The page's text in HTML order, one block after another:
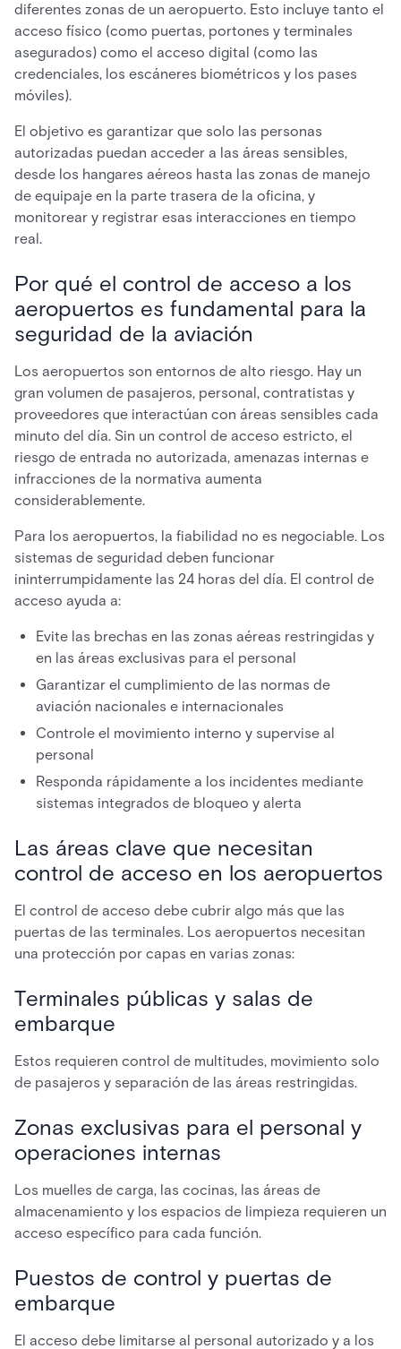
diferentes zonas de un aeropuerto. Esto incluye tanto el
acceso físico (como puertas, portones y terminales
asegurados) como el acceso digital (como las
credenciales, los escáneres biométricos y los pases
móviles).
El objetivo es garantizar que solo las personas
autorizadas puedan acceder a las áreas sensibles,
desde los hangares aéreos hasta las zonas de manejo
de equipaje en la parte trasera de la oficina, y
monitorear y registrar esas interacciones en tiempo
real.
Por qué el control de acceso a los
aeropuertos es fundamental para la
seguridad de la aviación
Los aeropuertos son entornos de alto riesgo. Hay un
gran volumen de pasajeros, personal, contratistas y
proveedores que interactúan con áreas sensibles cada
minuto del día. Sin un control de acceso estricto, el
riesgo de entrada no autorizada, amenazas internas e
infracciones de la normativa aumenta
considerablemente.
Para los aeropuertos, la fiabilidad no es negociable. Los
sistemas de seguridad deben funcionar
ininterrumpidamente las 24 horas del día. El control de
acceso ayuda a:
Evite las brechas en las zonas aéreas restringidas y
en las áreas exclusivas para el personal
Garantizar el cumplimiento de las normas de
aviación nacionales e internacionales
Controle el movimiento interno y supervise al
personal
Responda rápidamente a los incidentes mediante
sistemas integrados de bloqueo y alerta
Las áreas clave que necesitan
control de acceso en los aeropuertos
El control de acceso debe cubrir algo más que las
puertas de las terminales. Los aeropuertos necesitan
una protección por capas en varias zonas:
Terminales públicas y salas de
embarque
Estos requieren control de multitudes, movimiento solo
de pasajeros y separación de las áreas restringidas.
Zonas exclusivas para el personal y
operaciones internas
Los muelles de carga, las cocinas, las áreas de
almacenamiento y los espacios de limpieza requieren un
acceso específico para cada función.
Puestos de control y puertas de
embarque
El acceso debe limitarse al personal autorizado y a los